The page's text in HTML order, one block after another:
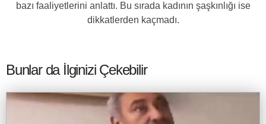
bazı faaliyetlerini anlattı. Bu sırada kadının şaşkınlığı ise
dikkatlerden kaçmadı.
Bunlar da İlginizi Çekebilir